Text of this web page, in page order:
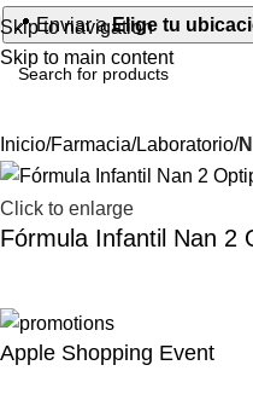
Skip to navigation
Skip to main content
📍 Enviar a Elige tu
Inicio Farmacia Laboratorio
Click to enlarge
Fórmula Infantil Nan 2
Apple Shopping Event